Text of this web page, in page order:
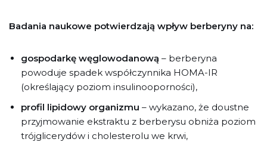
Badania naukowe potwierdzają wpływ berberyny na:
gospodarkę węglowodanową – berberyna
powoduje spadek współczynnika HOMA-IR
(określający poziom insulinooporności),
profil lipidowy organizmu – wykazano, że doustne
przyjmowanie ekstraktu z berberysu obniża poziom
trójglicerydów i cholesterolu we krwi,